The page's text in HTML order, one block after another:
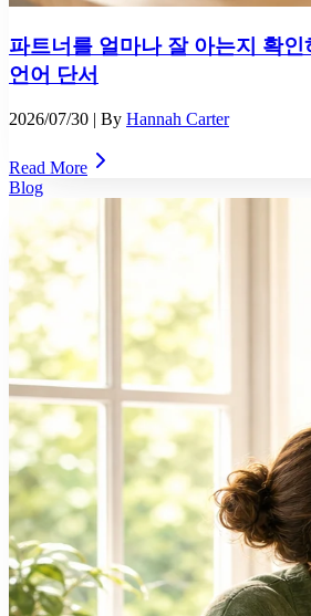
파트너를 얼마나 잘 아는지 확인
언어 단서
2026/07/30 | By Hannah Carter
Read More
Blog